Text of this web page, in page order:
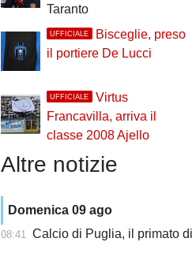
Taranto
UFFICIALE
Bisceglie, preso
il portiere De Lucci
UFFICIALE
Virtus
Francavilla, arriva il
classe 2008 Ajello
Altre notizie
Domenica 09 ago
08:41 Calcio di Puglia, il primato